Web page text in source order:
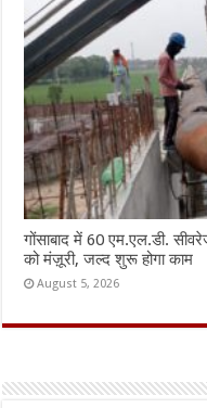
गोंसाबाद में 60 एम.एल.डी.
को मंज़ूरी, जल्द शुरू होगा काम
August 5, 2026